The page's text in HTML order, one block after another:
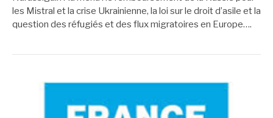
les Mistral et la crise Ukrainienne, la loi sur le droit d’asile et la
question des réfugiés et des flux migratoires en Europe….